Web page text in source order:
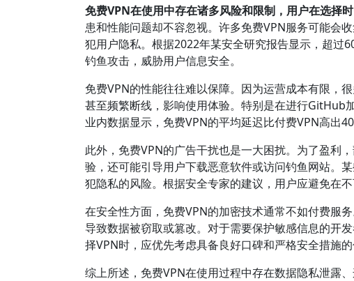
免费VPN在使用中存在诸多风险和限制，用户在选择时
患和性能问题却不容忽视。许多免费VPN服务可能会
犯用户隐私。根据2022年某安全研究报告显示，超过
钓鱼攻击，威胁用户信息安全。
免费VPN的性能往往难以保障。因为运营成本有限，
甚至频繁断线，影响使用体验。特别是在进行GitHub
业内数据显示，免费VPN的平均延迟比付费VPN高出
此外，免费VPN的广告干扰也是一大困扰。为了盈利
验，还可能引导用户下载恶意软件或访问钓鱼网站。
犯隐私的风险。根据安全专家的建议，用户应避免在
在安全性方面，免费VPN的加密技术通常不如付费服
导致数据被窃取或篡改。对于需要保护敏感信息的开
择VPN时，应优先考虑具备良好口碑和严格安全措施
综上所述，免费VPN在使用过程中存在数据隐私泄露